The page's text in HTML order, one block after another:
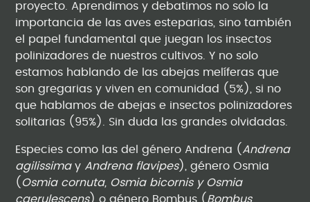
proyecto. Aprendimos y debatimos no solo la
importancia de las aves esteparias, sino también
el papel fundamental que juegan los insectos
polinizadores de nuestros cultivos. Y no solo
estamos hablando de las abejas melíferas que
son gregarias y viven en comunidad (5%), si no
que hablamos de abejas e insectos polinizadores
solitarias (95%). Sin duda las grandes olvidadas.
Especies como las del género Andrena ( Andrena
agilissimay Andrena flavipes), género Osmia
( Osmia cornuta, Osmia bicornis y Osmia
caerulescens) o género Bombus ( Bombus